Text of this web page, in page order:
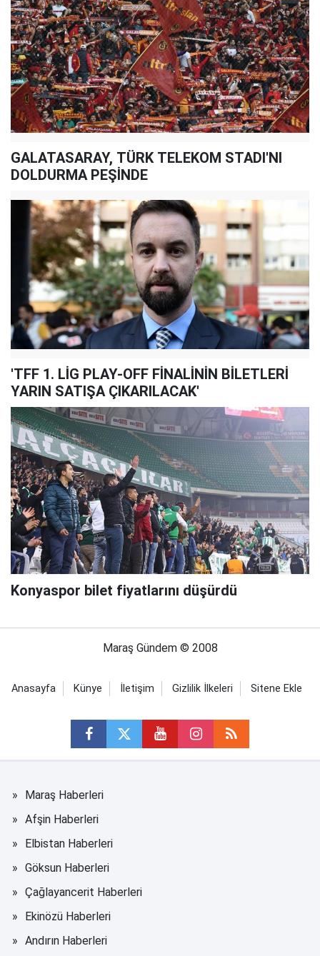
GALATASARAY, TÜRK TELEKOM STADI'NI
DOLDURMA PEŞİNDE
'TFF 1. LİG PLAY-OFF FİNALİNİN BİLETLERİ
YARIN SATIŞA ÇIKARILACAK'
Konyaspor bilet fiyatlarını düşürdü
Maraş Gündem © 2008
Anasayfa Künye İletişim Gizlilik İlkeleri Sitene Ekle
Maraş Haberleri
Afşin Haberleri
Elbistan Haberleri
Göksun Haberleri
Çağlayancerit Haberleri
Ekinözü Haberleri
Andırın Haberleri